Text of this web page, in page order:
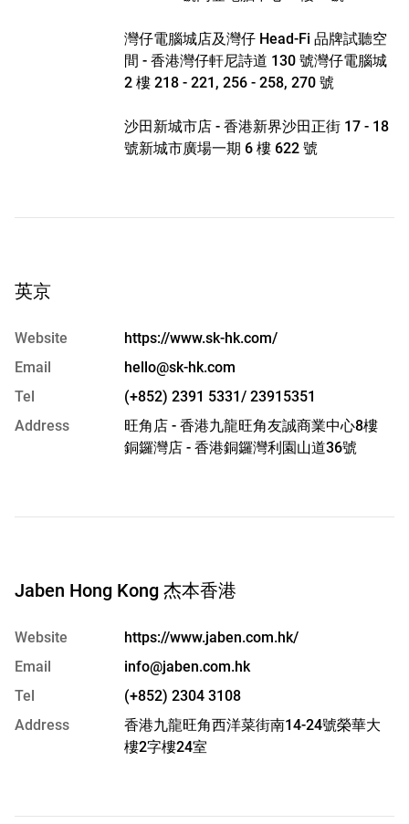
灣仔電腦城店及灣仔 Head-Fi 品牌試聽空
間 - 香港灣仔軒尼詩道 130 號灣仔電腦城
2 樓 218 - 221, 256 - 258, 270 號
沙田新城市店 - 香港新界沙田正街 17 - 18
號新城市廣場一期 6 樓 622 號
英京
Website
https://www.sk-hk.com/
Email
hello@sk-hk.com
Tel
(+852) 2391 5331/ 23915351
Address
旺角店 - 香港九龍旺角友誠商業中心8樓
銅鑼灣店 - 香港銅鑼灣利園山道36號
Jaben Hong Kong 杰本香港
Website
https://www.jaben.com.hk/
Email
info@jaben.com.hk
Tel
(+852) 2304 3108
Address
香港九龍旺角西洋菜街南14-24號榮華大
樓2字樓24室